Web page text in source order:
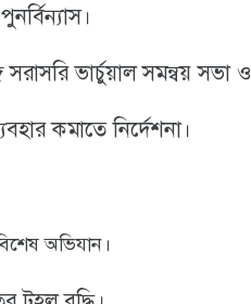
ভার্চুয়াল সমন্বয় সভা
কমাতে নির্দেশনা।
অভিযান।